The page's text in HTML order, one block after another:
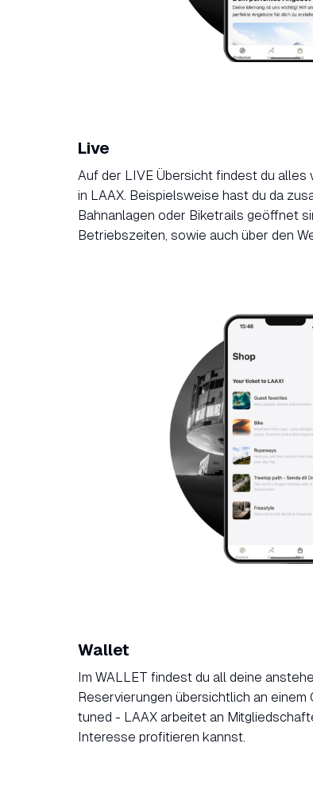
Live
Auf der LIVE Übersicht findest du
in LAAX. Beispielsweise hast du da
Bahnanlagen oder Biketrails geöffnet
Betriebszeiten, sowie auch über den
Wallet
Im WALLET findest du all deine
Reservierungen übersichtlich an
tuned - LAAX arbeitet an
Interesse profitieren kannst.